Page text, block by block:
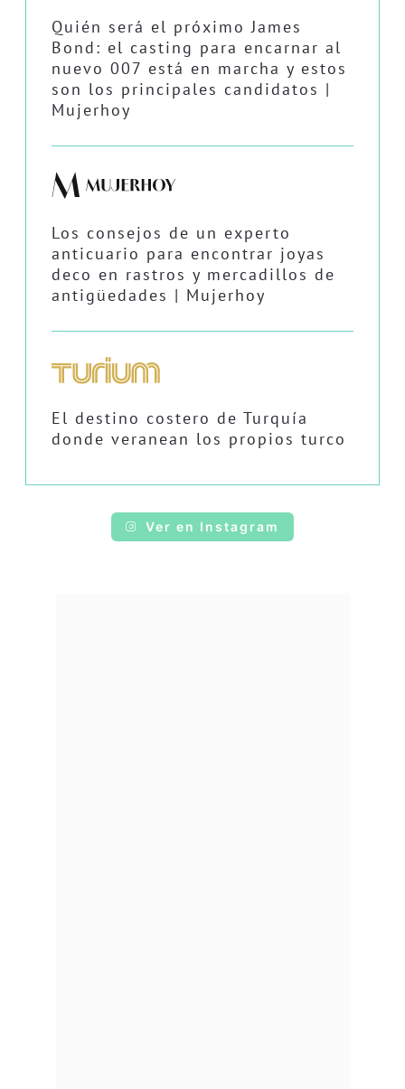
Quién será el próximo James
Bond: el casting para encarnar al
nuevo 007 está en marcha y estos
son los principales candidatos |
Mujerhoy
Los consejos de un experto
anticuario para encontrar joyas
deco en rastros y mercadillos de
antigüedades | Mujerhoy
El destino costero de Turquía
donde veranean los propios turco
Ver en Instagram